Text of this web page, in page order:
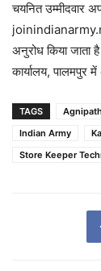
चयनित उम्मीदवार
अनुरोध किया
कार्यालय, पालमपुर
TAGS
Indian Army
Store Keeper